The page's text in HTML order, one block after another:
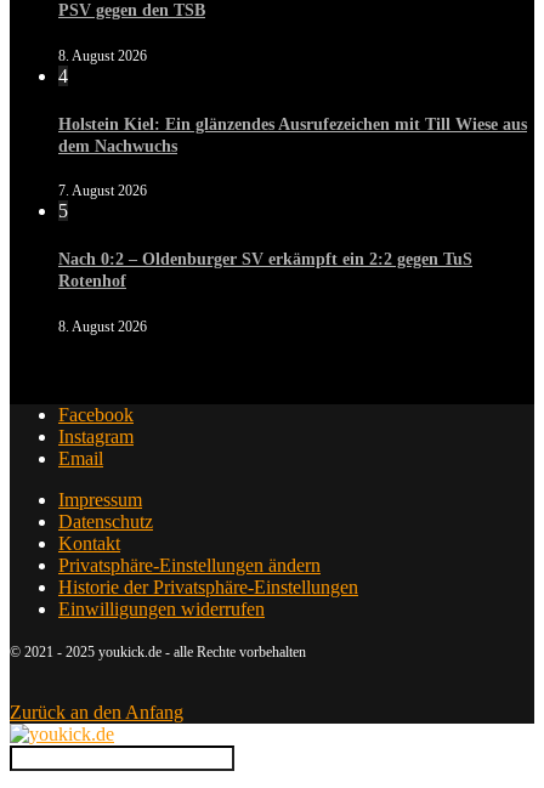
PSV gegen den TSB
8. August 2026
4
Holstein Kiel: Ein glänzendes Ausrufezeichen mit Till Wiese aus
dem Nachwuchs
7. August 2026
5
Nach 0:2 – Oldenburger SV erkämpft ein 2:2 gegen TuS
Rotenhof
8. August 2026
Facebook
Instagram
Email
Impressum
Datenschutz
Kontakt
Privatsphäre-Einstellungen ändern
Historie der Privatsphäre-Einstellungen
Einwilligungen widerrufen
© 2021 - 2025 youkick.de - alle Rechte vorbehalten
Zurück an den Anfang